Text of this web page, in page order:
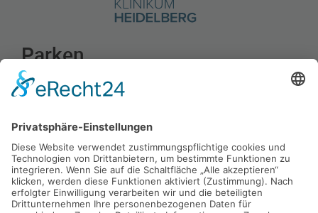
Parken
Die Klinik Salem liegt in einer Parkraum-
dieser Zone darf von Mo - Sa zwischen 7:00 und 20:00
Uhr höchstens zwei Stunden lang geparkt werden,
wobei eine Parkscheibe gut sichtbar auszulegen ist.
Die zum Krankenhaus gehörenden Parkplätze sind
ausschließlich unseren Mitarbeiterinnen und